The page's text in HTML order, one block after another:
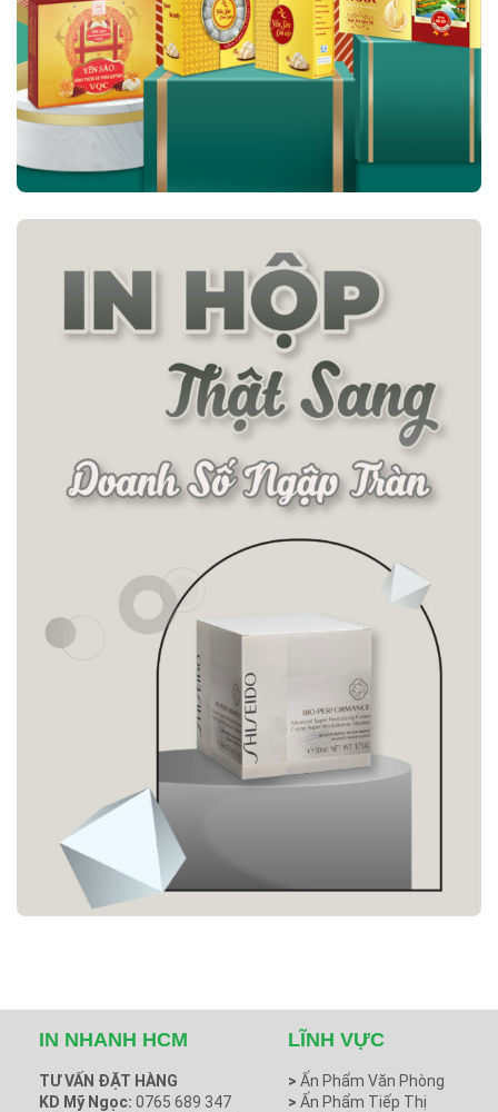
IN NHANH HCM
TƯ VẤN ĐẶT HÀNG
KD Mỹ Ngọc: 0765 689 347
LĨNH VỰC
> Ấn Phẩm Văn Phòng
> Ấn Phẩm Tiếp Thị